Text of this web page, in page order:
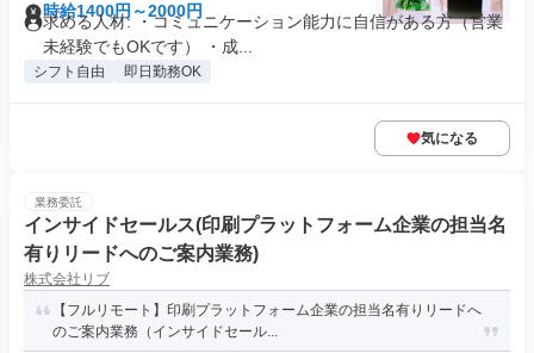
時給1400円～2000円
求める人材: ・コミュニケーション能力に自信がある方（営業
未経験でもOKです） ・成...
シフト自由 即日勤務OK
気になる
業務委託
インサイドセールス(印刷プラットフォーム企業の担当名
有りリードへのご案内業務)
株式会社リブ
【フルリモート】印刷プラットフォーム企業の担当名有りリードへ
のご案内業務（インサイドセール...